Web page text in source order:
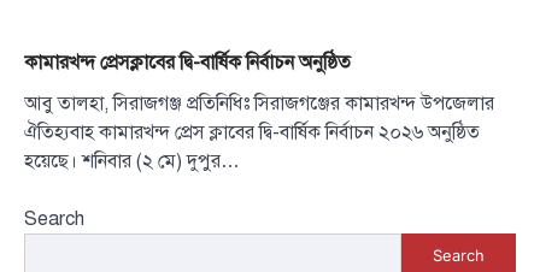
কামারখন্দ প্রেসক্লাবের দ্বি-বার্ষিক নির্বাচন অনুষ্ঠিত
আবু তালহা, সিরাজগঞ্জ প্রতিনিধিঃ সিরাজগঞ্জের কামারখন্দ উপজেলার
ঐতিহ্যবাহ কামারখন্দ প্রেস ক্লাবের দ্বি-বার্ষিক নির্বাচন ২০২৬ অনুষ্ঠিত
হয়েছে। শনিবার (২ মে) দুপুর…
Search
Search